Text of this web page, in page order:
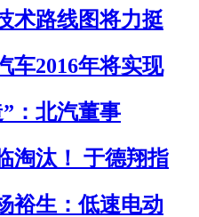
术路线图将力挺
车2016年将实现
：北汽董事
淘汰！ 于德翔指
裕生：低速电动